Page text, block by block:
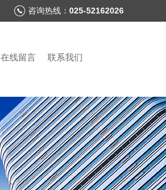
咨询热线： 025-52162026
在线留言 联系我们